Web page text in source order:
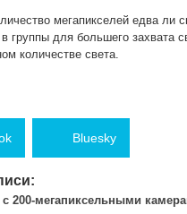
мегапикселей едва ли
группы для большего захвата
количестве света.
Bluesky
200-мегапиксельными